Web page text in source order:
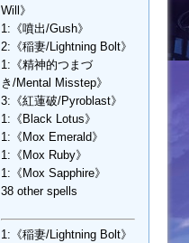
Will》
1:《噴出/Gush》
2:《稲妻/Lightning Bolt》
1:《精神的つまづ
き/Mental Misstep》
3:《紅蓮破/Pyroblast》
1:《Black Lotus》
1:《Mox Emerald》
1:《Mox Ruby》
1:《Mox Sapphire》
38 other spells
1:《稲妻/Lightning Bolt》